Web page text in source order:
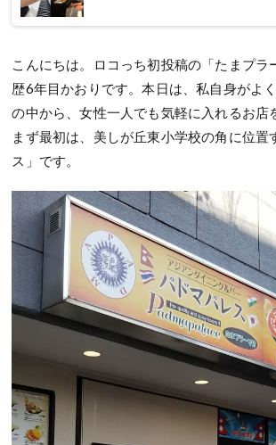
こんにちは。ロコっち初投稿の「たまプラ
歴6年目かおりです。本日は、私自身がよ
の中から、女性一人でも気軽に入れるお店
まず最初は、美しが丘東小学校の角に位置
ス」です。